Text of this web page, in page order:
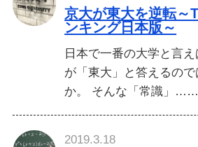
京大が東大を逆転～
ンキング日本版～
日本で一番の大学と言
が「東大」と答えるので
か。 そんな「常識」……
2019.3.18